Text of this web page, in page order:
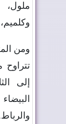
ملول،
ومن
إلى
والرباط